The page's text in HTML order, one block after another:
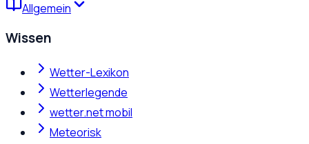
Allgemein
Wissen
Wetter-Lexikon
Wetterlegende
wetter.net mobil
Meteorisk